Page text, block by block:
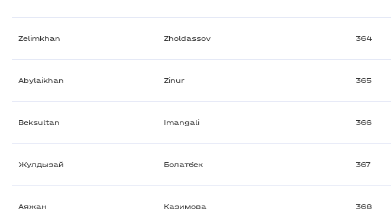
Zelimkhan Zholdassov 364
Abylaikhan Zinur 365
Beksultan Imangali 366
Жулдызай Болатбек 367
Аяжан Казимова 368